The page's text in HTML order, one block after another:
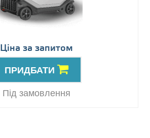
Ціна за запитом
ПРИДБАТИ
Під замовлення